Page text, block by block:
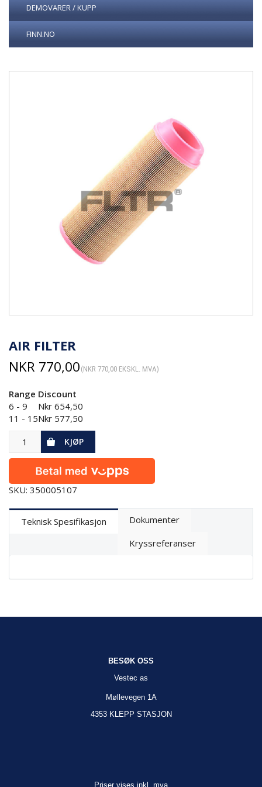
DEMOVARER / KUPP
FINN.NO
AIR FILTER
NKR 770,00 (NKR 770,00 EKSKL. MVA)
Range Discount
6 - 9
Nkr 654,50
11 - 15Nkr 577,50
KJØP
SKU: 350005107
Teknisk Spesifikasjon
Dokumenter
Kryssreferanser
BESØK OSS
Vestec as
Møllevegen 1A
4353 KLEPP STASJON
Priser vises inkl. mva